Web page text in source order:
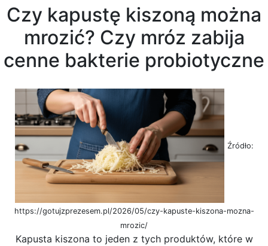
Czy kapustę kiszoną można
mrozić? Czy mróz zabija
cenne bakterie probiotyczne
Źródło:
https://gotujzprezesem.pl/2026/05/czy-kapuste-kiszona-mozna-
mrozic/
Kapusta kiszona to jeden z tych produktów, które w